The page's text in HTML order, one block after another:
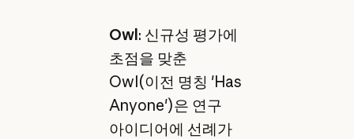
Owl : 신규성 평가에
초점을 맞춘
Owl(이전 명칭 'Has
Anyone')은 연구
아이디어에 선례가